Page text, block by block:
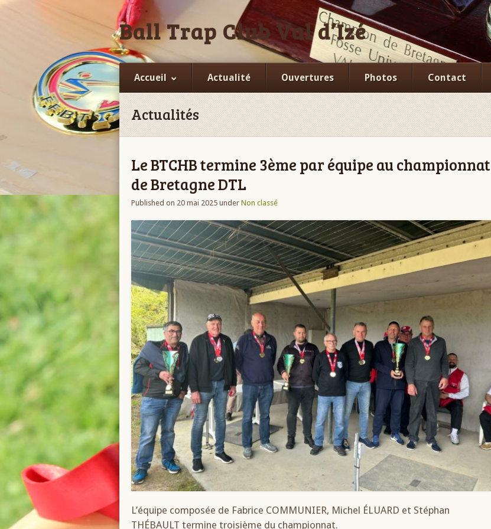
Ball Trap Club Val d’Izé
Accueil Actualité Ouvertures Photos Contact
Actualités
Le BTCHB termine 3ème par équipe au championnat
de Bretagne DTL
Published on 20 mai 2025 under Non classé
L’équipe composée de Fabrice COMMUNIER, Michel ÉLUARD et Stéphan
THÉBAULT termine troisième du championnat.